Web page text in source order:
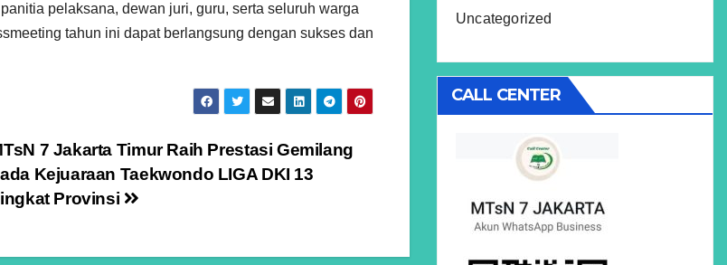
pelaksana, dewan juri, guru, serta seluruh warga
tahun ini dapat berlangsung dengan sukses dan
7 Jakarta Timur Raih Prestasi Gemilang
Kejuaraan Taekwondo LIGA DKI 13
Provinsi
Uncategorized
CALL CENTER